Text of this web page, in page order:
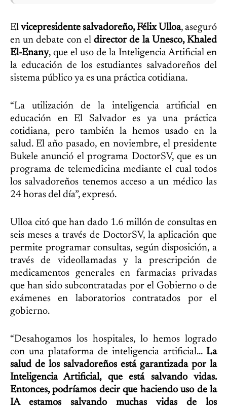
El vicepresidente salvadoreño, Félix Ulloa, aseguró
en un debate con eldirector de la Unesco, Khaled
El-Enany, que el uso de la Inteligencia Artificial en
la educación de los estudiantes salvadoreños del
sistema público ya es una práctica cotidiana.
“La utilización de la inteligencia artificial en
educación en El Salvador es ya una práctica
cotidiana, pero también la hemos usado en la
salud. El año pasado, en noviembre, el presidente
Bukele anunció el programa DoctorSV, que es un
programa de telemedicina mediante el cual todos
los salvadoreños tenemos acceso a un médico las
24 horas del día”, expresó.
Ulloa citó que han dado 1.6 millón de consultas en
seis meses a través de DoctorSV, la aplicación que
permite programar consultas, según disposición, a
través de videollamadas y la prescripción de
medicamentos generales en farmacias privadas
que han sido subcontratadas por el Gobierno o de
exámenes en laboratorios contratados por el
gobierno.
“Desahogamos los hospitales, lo hemos logrado
con una plataforma de inteligencia artificial… La
salud de los salvadoreños está garantizada por la
Inteligencia Artificial, que está salvando vidas.
Entonces, podríamos decir que haciendo uso de la
IA estamos salvando muchas vidas de los